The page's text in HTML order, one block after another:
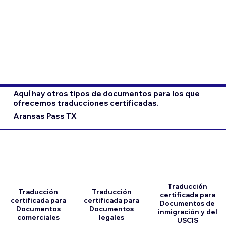
Aquí hay otros tipos de documentos para los que
ofrecemos traducciones certificadas.
Aransas Pass TX
Traducción
certificada para
Documentos
comerciales
Traducción
certificada para
Documentos
legales
Traducción
certificada para
Documentos de
inmigración y del
USCIS